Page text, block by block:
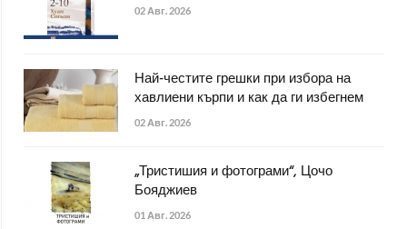
02 Авг. 2026
Най-честите грешки при избора на
хавлиени кърпи и как да ги избегнем
02 Авг. 2026
„Тристишия и фотограми“, Цочо
Бояджиев
01 Авг. 2026